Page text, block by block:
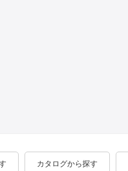
カタログから探す